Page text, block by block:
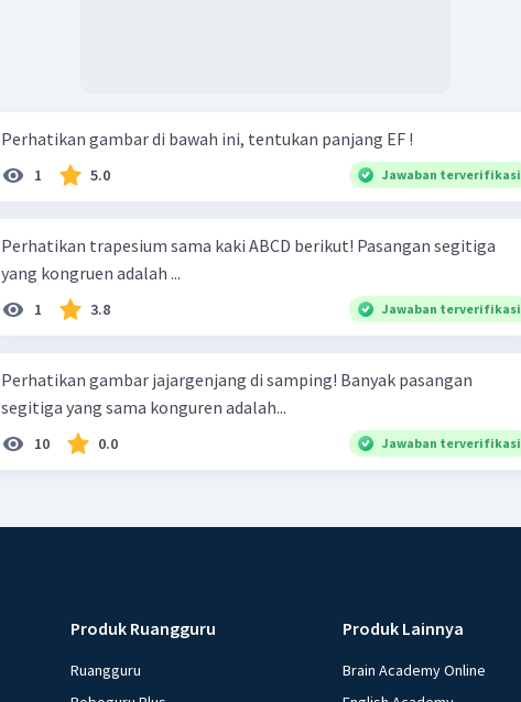
Perhatikan gambar di bawah ini, tentukan panjang EF !
1 5.0 Jawaban terverifikasi
Perhatikan trapesium sama kaki ABCD berikut! Pasangan segitiga
yang kongruen adalah ...
1 3.8 Jawaban terverifikasi
Perhatikan gambar jajargenjang di samping! Banyak pasangan
segitiga yang sama konguren adalah...
10 0.0 Jawaban terverifikasi
Produk Ruangguru
Ruangguru
Produk Lainnya
Brain Academy Online